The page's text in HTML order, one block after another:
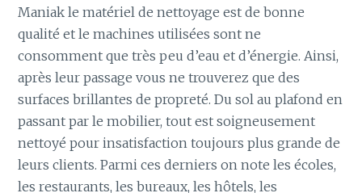
Maniak le matériel de nettoyage est de bonne
qualité et le machines utilisées sont ne
consomment que très peu d’eau et d’énergie. Ainsi,
après leur passage vous ne trouverez que des
surfaces brillantes de propreté. Du sol au plafond en
passant par le mobilier, tout est soigneusement
nettoyé pour insatisfaction toujours plus grande de
leurs clients. Parmi ces derniers on note les écoles,
les restaurants, les bureaux, les hôtels, les